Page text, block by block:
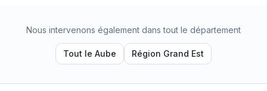
Nous intervenons également dans tout le département
Tout le Aube Région Grand Est